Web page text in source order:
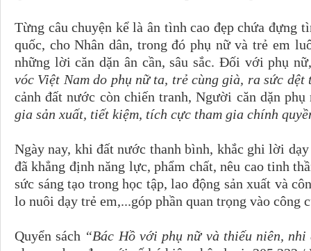
Từng câu chuyện kể là ân tình cao đẹp chứa đựng
quốc, cho Nhân dân, trong đó phụ nữ và trẻ em
những lời căn dặn ân cần, sâu sắc. Đối với phụ
vóc Việt Nam do phụ nữ ta, trẻ cùng già, ra sức
cảnh đất nước còn chiến tranh, Người căn dặn
gia sản xuất, tiết kiệm, tích cực tham gia chính
Ngày nay, khi đất nước thanh bình, khắc ghi lời
đã khẳng định năng lực, phẩm chất, nêu cao tinh
sức sáng tạo trong học tập, lao động sản xuất và
lo nuôi dạy trẻ em,...góp phần quan trọng vào
Quyển sách “Bác Hồ với phụ nữ và thiếu niên, nhi